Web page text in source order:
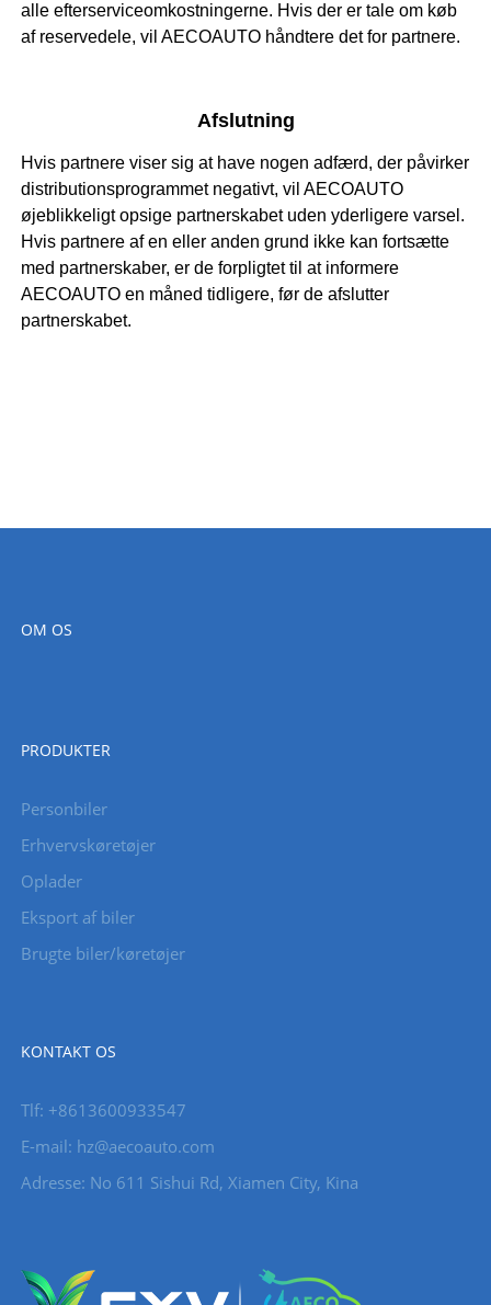
alle efterserviceomkostningerne. Hvis der er tale om køb
af reservedele, vil AECOAUTO håndtere det for partnere.
Afslutning
Hvis partnere viser sig at have nogen adfærd, der påvirker
distributionsprogrammet negativt, vil AECOAUTO
øjeblikkeligt opsige partnerskabet uden yderligere varsel.
Hvis partnere af en eller anden grund ikke kan fortsætte
med partnerskaber, er de forpligtet til at informere
AECOAUTO en måned tidligere, før de afslutter
partnerskabet.
OM OS
PRODUKTER
Personbiler
Erhvervskøretøjer
Oplader
Eksport af biler
Brugte biler/køretøjer
KONTAKT OS
Tlf: +8613600933547
E-mail: hz@aecoauto.com
Adresse: No 611 Sishui Rd, Xiamen City, Kina